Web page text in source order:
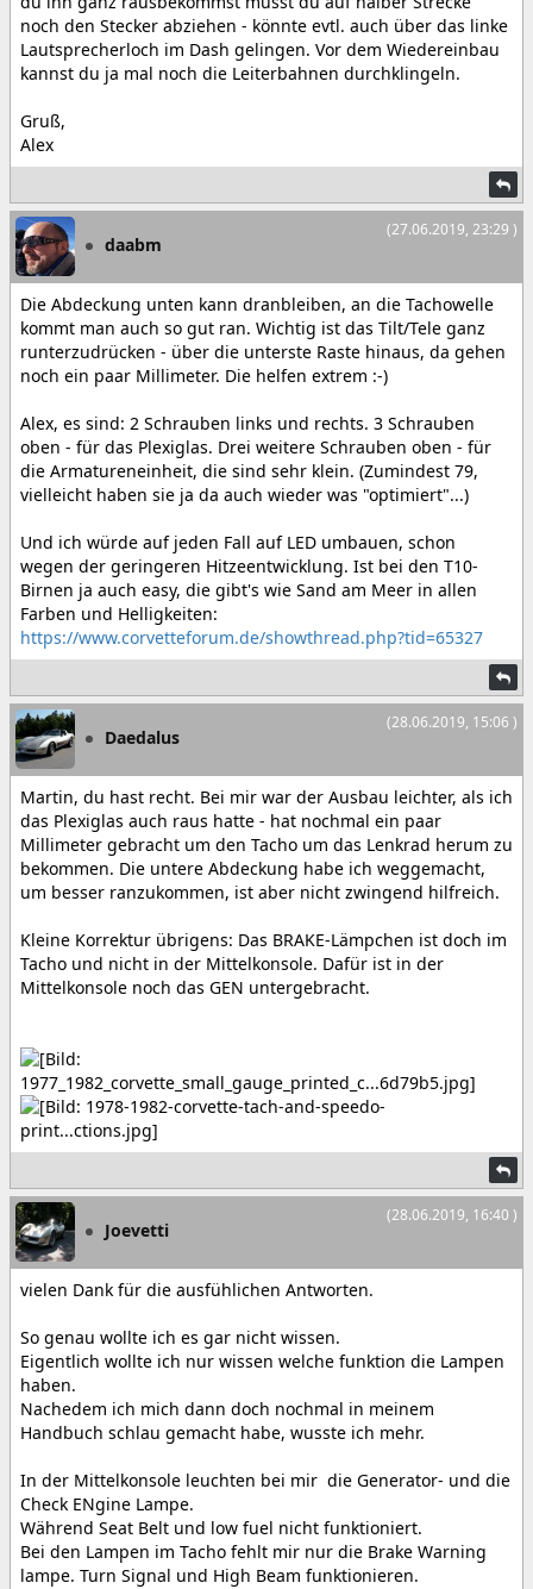
noch den Stecker abziehen - könnte evtl. auch über das linke
Lautsprecherloch im Dash gelingen. Vor dem Wiedereinbau
kannst du ja mal noch die Leiterbahnen durchklingeln.
Gruß,
Alex
(27.06.2019, 23:29 )
daabm
Die Abdeckung unten kann dranbleiben, an die Tachowelle
kommt man auch so gut ran. Wichtig ist das Tilt/Tele ganz
runterzudrücken - über die unterste Raste hinaus, da gehen
noch ein paar Millimeter. Die helfen extrem :-)
Alex, es sind: 2 Schrauben links und rechts. 3 Schrauben
oben - für das Plexiglas. Drei weitere Schrauben oben - für
die Armatureneinheit, die sind sehr klein. (Zumindest 79,
vielleicht haben sie ja da auch wieder was "optimiert"...)
Und ich würde auf jeden Fall auf LED umbauen, schon
wegen der geringeren Hitzeentwicklung. Ist bei den T10-
Birnen ja auch easy, die gibt's wie Sand am Meer in allen
Farben und Helligkeiten:
https://www.corvetteforum.de/showthread.php?tid=65327
(28.06.2019, 15:06 )
Daedalus
Martin, du hast recht. Bei mir war der Ausbau leichter, als ich
das Plexiglas auch raus hatte - hat nochmal ein paar
Millimeter gebracht um den Tacho um das Lenkrad herum zu
bekommen. Die untere Abdeckung habe ich weggemacht,
um besser ranzukommen, ist aber nicht zwingend hilfreich.
Kleine Korrektur übrigens: Das BRAKE-Lämpchen ist doch im
Tacho und nicht in der Mittelkonsole. Dafür ist in der
Mittelkonsole noch das GEN untergebracht.
(28.06.2019, 16:40 )
Joevetti
vielen Dank für die ausfühlichen Antworten.
So genau wollte ich es gar nicht wissen.
Eigentlich wollte ich nur wissen welche funktion die Lampen
haben.
Nachedem ich mich dann doch nochmal in meinem
Handbuch schlau gemacht habe, wusste ich mehr.
In der Mittelkonsole leuchten bei mir die Generator- und die
Check ENgine Lampe.
Während Seat Belt und low fuel nicht funktioniert.
Bei den Lampen im Tacho fehlt mir nur die Brake Warning
lampe. Turn Signal und High Beam funktionieren.